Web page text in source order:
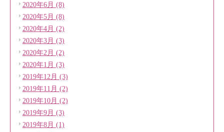
2020年6月 (8)
2020年5月 (8)
2020年4月 (2)
2020年3月 (3)
2020年2月 (2)
2020年1月 (3)
2019年12月 (3)
2019年11月 (2)
2019年10月 (2)
2019年9月 (3)
2019年8月 (1)